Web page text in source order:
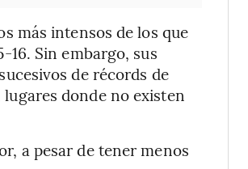
más intensos de los que
16. Sin embargo, sus
de récords de
donde no existen
a pesar de tener menos